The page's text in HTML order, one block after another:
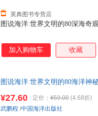
图说海洋:世界文明的80深海奇
英典图书专营店
加入购物车 收藏
图说海洋:世界文明的80海洋神
¥27.60 定价： ¥59.00 (4.68折)
武鹏程 /中国海洋出版社